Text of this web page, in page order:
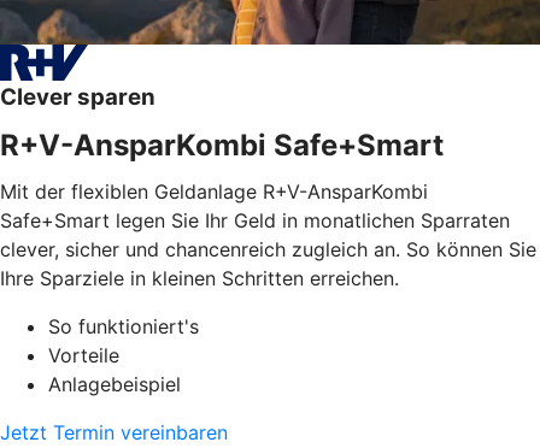
Clever sparen
R+V-AnsparKombi Safe+Smart
Mit der flexiblen Geldanlage R+V-AnsparKombi
Safe+Smart legen Sie Ihr Geld in monatlichen Sparraten
clever, sicher und chancenreich zugleich an. So können Sie
Ihre Sparziele in kleinen Schritten erreichen.
So funktioniert's
Vorteile
Anlagebeispiel
Jetzt Termin vereinbaren